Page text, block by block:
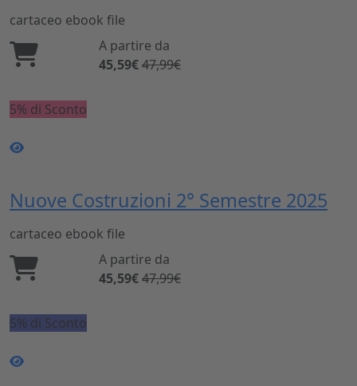
cartaceo ebook file
A partire da
45,59€47,99€
5% di Sconto
Nuove Costruzioni 2° Semestre 2025
cartaceo ebook file
A partire da
45,59€47,99€
5% di Sconto